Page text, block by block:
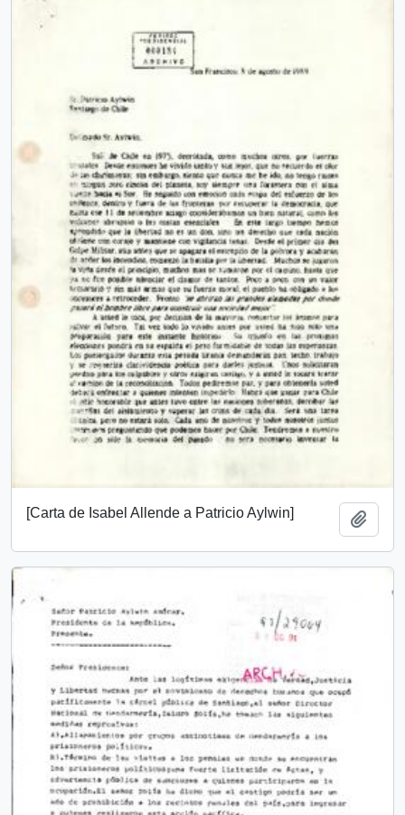
[Carta de Isabel Allende a Patricio Aylwin]